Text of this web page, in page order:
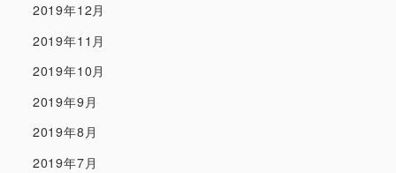
2019年12月
2019年11月
2019年10月
2019年9月
2019年8月
2019年7月